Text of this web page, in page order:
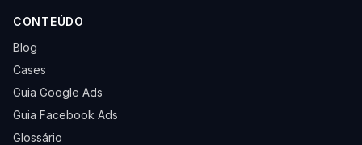
CONTEÚDO
Blog
Cases
Guia Google Ads
Guia Facebook Ads
Glossário